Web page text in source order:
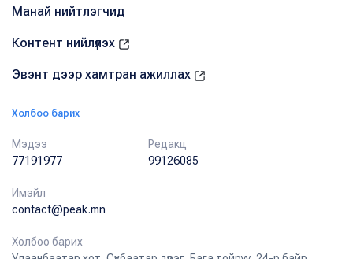
Манай нийтлэгчид
Контент нийлүүлэх
Эвэнт дээр хамтран ажиллах
Холбоо барих
Мэдээ
77191977
Редакц
99126085
Имэйл
contact@peak.mn
Холбоо барих